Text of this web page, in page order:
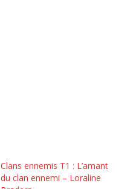
Clans ennemis T1 : L’amant
du clan ennemi – Loraline